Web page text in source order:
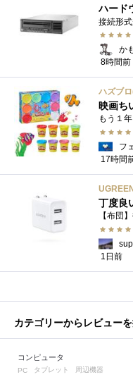
ハード
か
8時間前
フ
17時間
丁度良
【布団
1日前
カテゴリーからレビュー
コンピュータ
PC タブレット 周辺機器